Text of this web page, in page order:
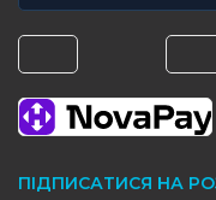
ПІДПИСАТИСЯ НА